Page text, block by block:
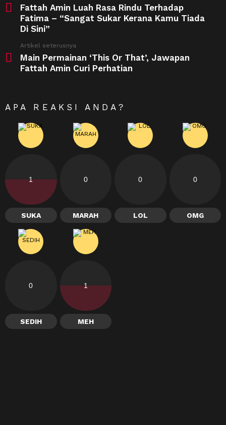
moreFattah Amin Luah Rasa Rindu Terhadap
Fatima – “Sangat Sukar Kerana Kamu Tiada
Di Sini”
Artikel seterusnya
Main Permainan ‘This Or That’, Jawapan
Fattah Amin Curi Perhatian
APA REAKSI ANDA?
1
SUKA
0
MARAH
0
LOL
0
OMG
0
SEDIH
1
MEH